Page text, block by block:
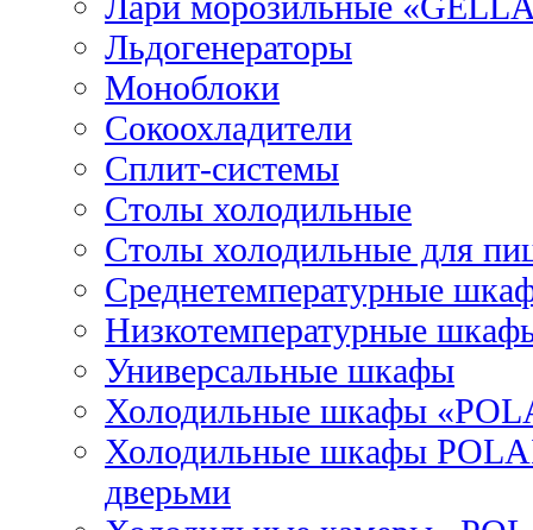
Льдогенераторы
Моноблоки
Сокоохладители
Сплит-системы
Столы холодильные
Столы холодильные для
Среднетемпературные
Низкотемпературные
Универсальные шкафы
Холодильные шкафы
Холодильные шкафы
дверьми